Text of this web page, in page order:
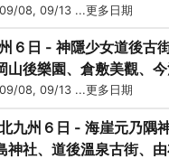
08, 09/13 ...更多日期
６日 - 神隱少女道後古
山後樂園、倉敷美觀、
08, 09/13 ...更多日期
九州６日 - 海崖元乃隅
神社、道後溫泉古街、